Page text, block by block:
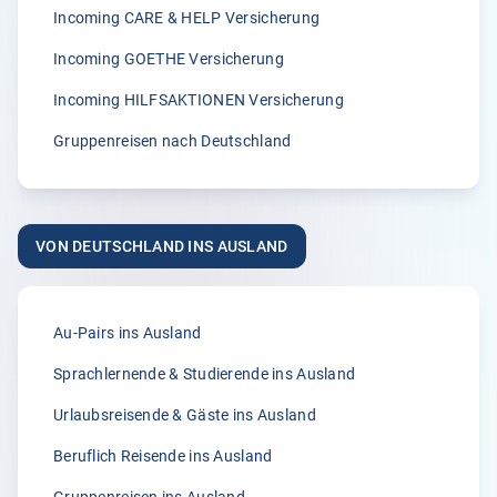
International immer wieder begeisterst.“
A.
der Klemmer International Assekuradeur GmbH. Der
Grund dafür liegt in der Kompetenz der Ansprechpartner
sowie dem sehr guten Kundenservice und der
31.03.2026
Incoming CARE & HELP Versicherung
Incoming GOETHE Versicherung
Incoming HILFSAKTIONEN Versicherung
Gruppenreisen nach Deutschland
VON DEUTSCHLAND INS AUSLAND
Au-Pairs ins Ausland
Sprachlernende & Studierende ins Ausland
Urlaubsreisende & Gäste ins Ausland
Beruflich Reisende ins Ausland